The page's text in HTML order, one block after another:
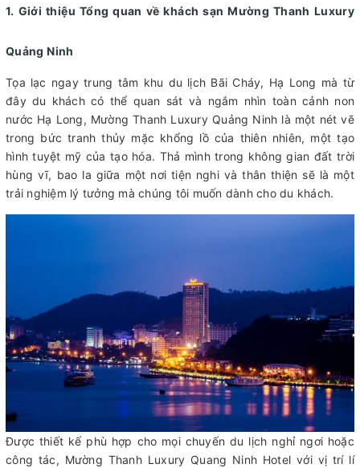
1. Giới thiệu Tổng quan về khách sạn Mường Thanh Luxury
Quảng Ninh
Tọa lạc ngay trung tâm khu du lịch Bãi Cháy, Hạ Long mà từ
đây du khách có thể quan sát và ngắm nhìn toàn cảnh non
nước Hạ Long, Mường Thanh Luxury Quảng Ninh là một nét vẽ
trong bức tranh thủy mặc khổng lồ của thiên nhiên, một tạo
hình tuyệt mỹ của tạo hóa. Thả mình trong không gian đất trời
hùng vĩ, bao la giữa một nơi tiện nghi và thân thiện sẽ là một
trải nghiệm lý tưởng mà chúng tôi muốn dành cho du khách.
Được thiết kế phù hợp cho mọi chuyến du lịch nghỉ ngơi hoặc
công tác, Mường Thanh Luxury Quang Ninh Hotel với vị trí lí